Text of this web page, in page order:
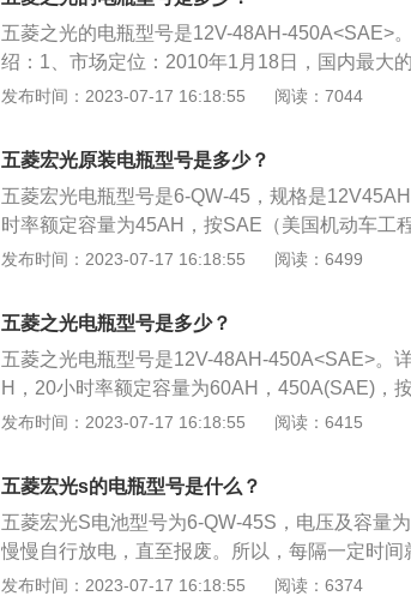
扭矩为82牛米。5.档位介绍。比较简单，采用的
后退，还有个停车。6.电池组介绍。一种是
五菱之光的电瓶型号是12V-48AH-450A<SAE>
绍：1、市场定位：2010年1月18日，国内最大
发力，经典微型客车五菱之光的换代产品新五菱
感更好，令人驾驶更轻松、更具乐趣！（标准型
（大多数轿车采用），重量轻、强度高。
发布时间：2023-07-17 16:18:55 阅读：7044
五菱宏光原装电瓶型号是多少？
五菱宏光电瓶型号是6-QW-45，规格是
时率额定容量为45AH，按SAE（美国机动车工
电流值是450A。电瓶作为汽车中不太起眼的部
设备。2、避免不间断启动车辆。3、不在熄火状
发布时间：2023-07-17 16:18:55 阅读：6499
五菱之光电瓶型号是多少？
五菱之光电瓶型号是12V-48AH-450A<SAE>。
H，20小时率额定容量为60AH，450A(SAE)，
是450A。五菱之光汽车的电瓶工作电流取决于
忽忘记关闭电路设备会亏电，在冬天气温极低的
的车子已经接近蓄电池寿命的时候，都可能导致
2、采取方法，车子的蓄电池没电，把另外一辆
的电瓶正负极，给车内电路通电，然后打火。
极，负极接负极，注意千万不能接反。
发布时间：2023-07-17 16:18:55 阅读：6415
五菱宏光s的电瓶型号是什么？
五菱宏光S电池型号为6-QW-45S，电压及容量
慢慢自行放电，直至报废。所以，每隔一定时
电。充电的时间不能太久，最多12小时就足够。
发布时间：2023-07-17 16:18:55 阅读：6374